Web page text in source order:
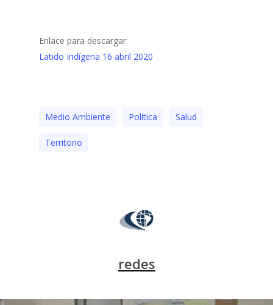
Enlace para descargar:
Latido Indígena 16 abril 2020
Medio Ambiente Polí­tica Salud
Territorio
redes